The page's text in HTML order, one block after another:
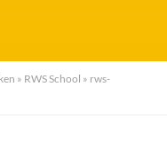
» RWS School » rws-